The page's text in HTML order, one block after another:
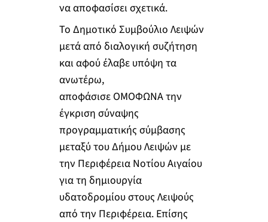
να αποφασίσει σχετικά.
Το Δημοτικό Συμβούλιο Λειψών
μετά από διαλογική συζήτηση
και αφού έλαβε υπόψη τα
ανωτέρω,
αποφάσισε ΟΜΟΦΩΝΑ την
έγκριση σύναψης
προγραμματικής σύμβασης
μεταξύ του Δήμου Λειψών με
την Περιφέρεια Νοτίου Αιγαίου
για τη δημιουργία
υδατοδρομίου στους Λειψούς
από την Περιφέρεια. Επίσης